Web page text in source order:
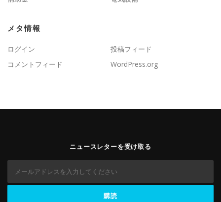
メタ情報
ログイン
投稿フィード
コメントフィード
WordPress.org
ニュースレターを受け取る